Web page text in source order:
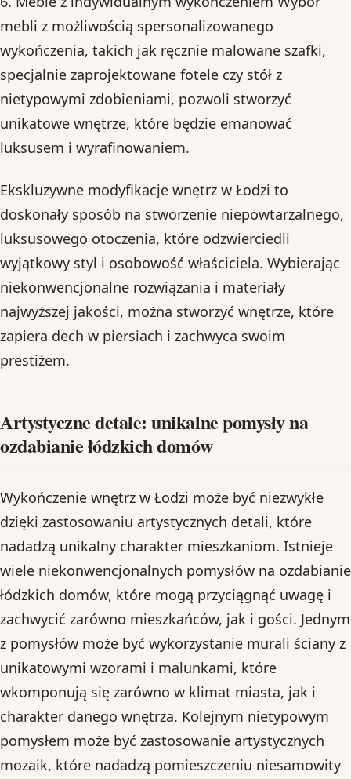
mebli z możliwością spersonalizowanego
wykończenia, takich jak ręcznie malowane szafki,
specjalnie zaprojektowane fotele czy stół z
nietypowymi zdobieniami, pozwoli stworzyć
unikatowe wnętrze, które będzie emanować
luksusem i wyrafinowaniem.
Ekskluzywne modyfikacje wnętrz w Łodzi to
doskonały sposób na stworzenie niepowtarzalnego,
luksusowego otoczenia, które odzwierciedli
wyjątkowy styl i osobowość właściciela. Wybierając
niekonwencjonalne rozwiązania i materiały
najwyższej jakości, można stworzyć wnętrze, które
zapiera dech w piersiach i zachwyca swoim
prestiżem.
Artystyczne detale: unikalne pomysły na
ozdabianie łódzkich domów
Wykończenie wnętrz w Łodzi może być niezwykłe
dzięki zastosowaniu artystycznych detali, które
nadadzą unikalny charakter mieszkaniom. Istnieje
wiele niekonwencjonalnych pomysłów na ozdabianie
łódzkich domów, które mogą przyciągnąć uwagę i
zachwycić zarówno mieszkańców, jak i gości. Jednym
z pomysłów może być wykorzystanie murali ściany z
unikatowymi wzorami i malunkami, które
wkomponują się zarówno w klimat miasta, jak i
charakter danego wnętrza. Kolejnym nietypowym
pomysłem może być zastosowanie artystycznych
mozaik, które nadadzą pomieszczeniu niesamowity